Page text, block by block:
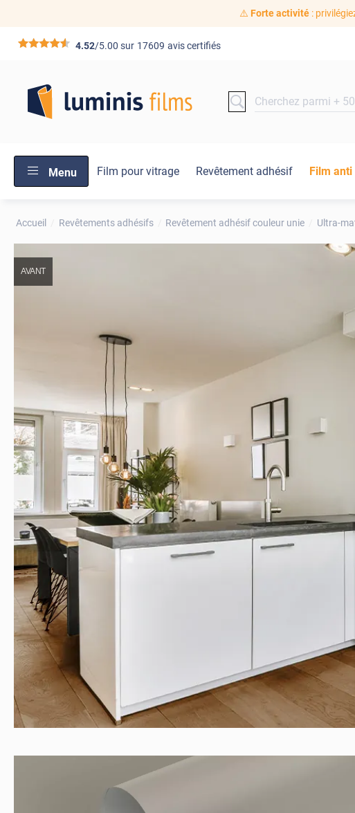
⚠️ Forte activité:
*****4.52/5.00 sur 17609 avis certifiés
Menu Film pour vitrage Revêtement adhésif Film
Accueil Revêtements adhésifs Revêtement adhésif couleur unie Ultra-
AVANT